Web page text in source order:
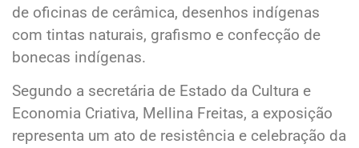
de oficinas de cerâmica, desenhos indígenas
com tintas naturais, grafismo e confecção de
bonecas indígenas.
Segundo a secretária de Estado da Cultura e
Economia Criativa, Mellina Freitas, a exposição
representa um ato de resistência e celebração da